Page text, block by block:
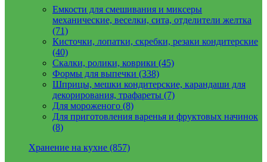
Емкости для смешивания и миксеры
механические, веселки, сита, отделители желтка
(71)
Кисточки, лопатки, скребки, резаки кондитерские
(40)
Скалки, ролики, коврики (45)
Формы для выпечки (338)
Шприцы, мешки кондитерские, карандаши для
декорирования, трафареты (7)
Для мороженого (8)
Для приготовления варенья и фруктовых начинок
(8)
Хранение на кухне (857)